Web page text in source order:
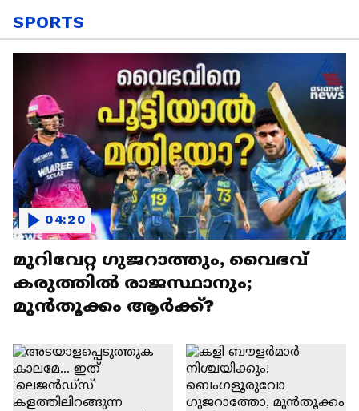
SPORTS
മുറിവേറ്റ ഗുജറാത്തും, വൈഭവ്
കരുത്തില്‍ രാജസ്ഥാനും;
മുൻതൂക്കം ആർക്ക്?
04:20